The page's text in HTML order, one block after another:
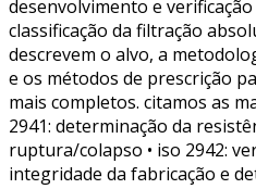
desenvolvimento e
classificação da filtração
descrevem o alvo, a
e os métodos de prescrição
mais completos. citamos as
2941: determinação da
ruptura/colapso • iso 2942:
integridade da fabricação e